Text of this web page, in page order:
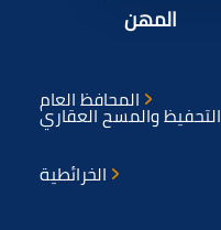
المهن
المحافظ العام
التحفيظ والمسح العقاري
الخرائطية